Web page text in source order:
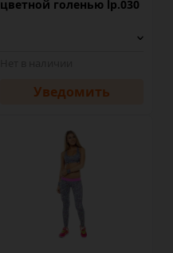
цветной голенью lp.030
Уведомить